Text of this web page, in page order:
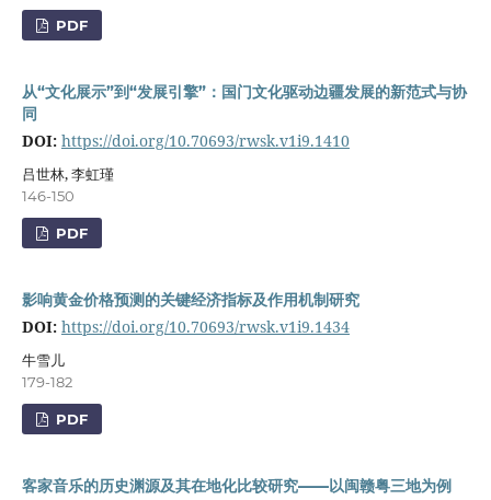
PDF
从“文化展示”到“发展引擎”：国门文化驱动边疆发展的新范式与协
同
DOI: https://doi.org/10.70693/rwsk.v1i9.1410
吕世林, 李虹瑾
146-150
PDF
影响黄金价格预测的关键经济指标及作用机制研究
DOI: https://doi.org/10.70693/rwsk.v1i9.1434
牛雪儿
179-182
PDF
客家音乐的历史渊源及其在地化比较研究——以闽赣粤三地为例